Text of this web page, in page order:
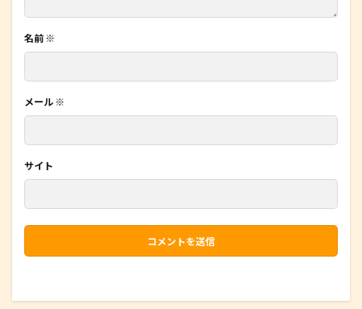
名前 ※
メール ※
サイト